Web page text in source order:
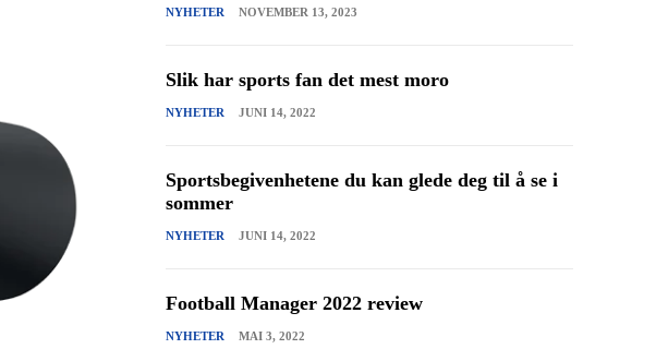
NYHETER NOVEMBER 13, 2023
Slik har sports fan det mest moro
NYHETER JUNI 14, 2022
Sportsbegivenhetene du kan glede deg til å se i
sommer
NYHETER JUNI 14, 2022
Football Manager 2022 review
NYHETER MAI 3, 2022